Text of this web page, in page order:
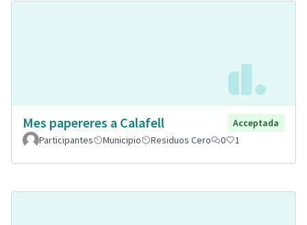
Mes papereres a Calafell
Acceptada
Participantes
Municipio Residuos Cero 0 1